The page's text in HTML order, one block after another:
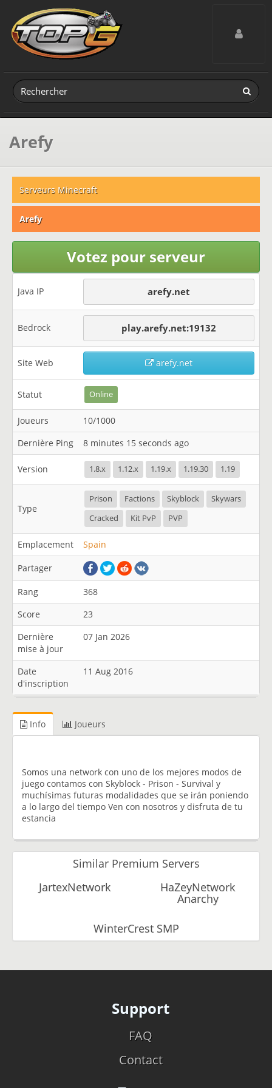
Toggle
Arefy
Serveurs Minecraft
Arefy
Votez pour serveur
Java IP arefy.net
Bedrock play.arefy.net:19132
Site Web arefy.net
Statut Online
Joueurs
10/1000
Dernière Ping
8 minutes 15 seconds ago
Version 1.8.x 1.12.x 1.19.x 1.19.30 1.19
Type
Prison Factions Skyblock
Skywars
Cracked
Kit PvP PVP
Emplacement Spain
Partager
Rang
368
Score
23
Dernière
mise à jour
07 Jan 2026
Date
d'inscription
11 Aug 2016
Info Joueurs
Somos una network con uno de los mejores modos de
juego contamos con Skyblock - Prison - Survival y
muchísimas futuras modalidades que se irán poniendo
a lo largo del tiempo Ven con nosotros y disfruta de tu
estancia
Similar Premium Servers
JartexNetwork
HaZeyNetwork
Anarchy
WinterCrest SMP
Support
FAQ
Contact